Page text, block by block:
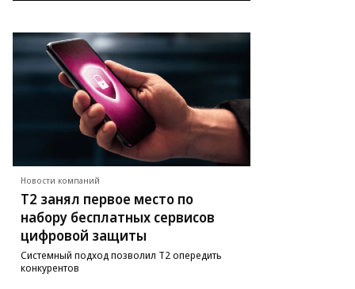
Новости компаний
Т2 занял первое место по
набору бесплатных сервисов
цифровой защиты
Системный подход позволил Т2 опередить
конкурентов